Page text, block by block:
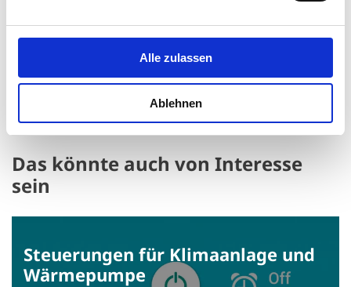
Alle zulassen
Ablehnen
Informieren Sie sich über das
Ihres Klimasystem-Sets ist.
Das könnte auch von Interesse
sein
Steuerungen für Klima­anlage und
Wärme­pumpe